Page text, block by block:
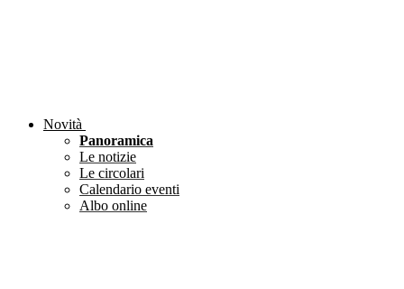
Novità
Panoramica
Le notizie
Le circolari
Calendario eventi
Albo online